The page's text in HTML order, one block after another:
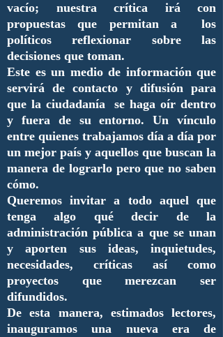
vacío; nuestra crítica irá con
propuestas que permitan a los
políticos reflexionar sobre las
decisiones que toman.
Este es un medio de información que
servirá de contacto y difusión para
que la ciudadanía se haga oír dentro
y fuera de su entorno. Un vínculo
entre quienes trabajamos día a día por
un mejor país y aquellos que buscan la
manera de lograrlo pero que no saben
cómo.
Queremos invitar a todo aquel que
tenga algo qué decir de la
administración pública a que se unan
y aporten sus ideas, inquietudes,
necesidades, críticas así como
proyectos que merezcan ser
difundidos.
De esta manera, estimados lectores,
inauguramos una nueva era de